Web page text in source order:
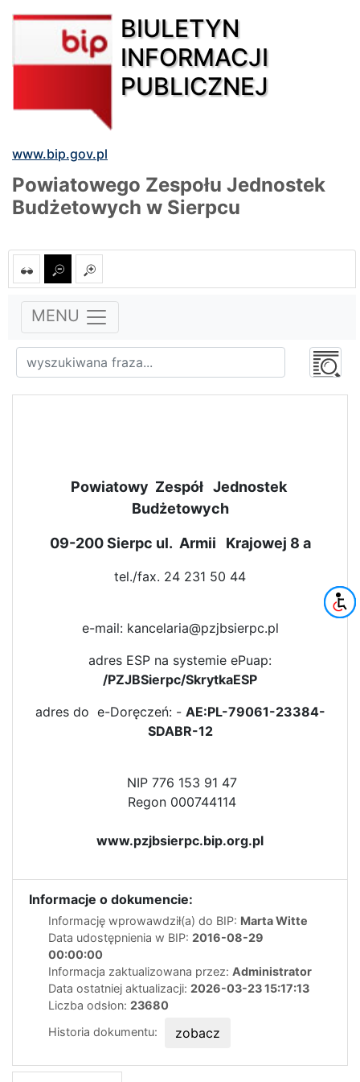
BIULETYN
INFORMACJI
PUBLICZNEJ
www.bip.gov.pl
Powiatowego Zespołu Jednostek
Budżetowych w Sierpcu
MENU
Powiatowy Zespół Jednostek
Budżetowych
09-200 Sierpc ul. Armii Krajowej 8 a
tel./fax. 24 231 50 44
e-mail: kancelaria@pzjbsierpc.pl
adres ESP na systemie ePuap:
/PZJBSierpc/SkrytkaESP
adres do e-Doręczeń: - AE:PL-79061-23384-
SDABR-12
NIP 776 153 91 47
Regon 000744114
www.pzjbsierpc.bip.org.pl
Informacje o dokumencie:
Informację wprowawdził(a) do BIP: Marta Witte
Data udostępnienia w BIP: 2016-08-29
00:00:00
Informacja zaktualizowana przez: Administrator
Data ostatniej aktualizacji: 2026-03-23 15:17:13
Liczba odsłon: 23680
Historia dokumentu:
zobacz